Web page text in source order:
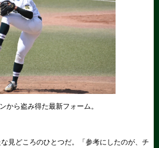
から盗み得た最新フォーム。
見どころのひとつだ。「参考にしたのが、チ